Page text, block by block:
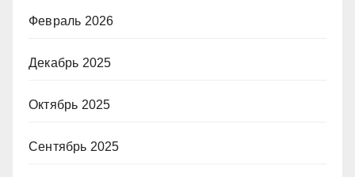
Февраль 2026
Декабрь 2025
Октябрь 2025
Сентябрь 2025